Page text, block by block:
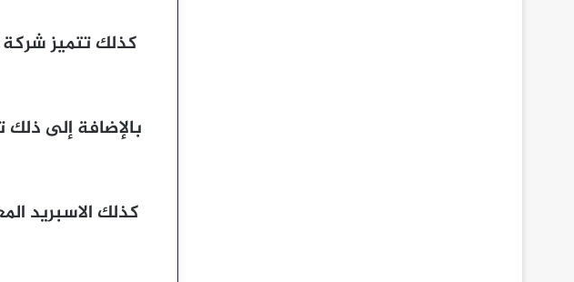
بالإضافة إلى
كذلك الاسبريد